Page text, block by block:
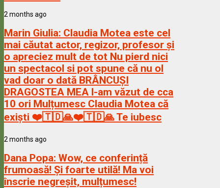
2 months ago
Marin Giulia: Claudia Motea este cel
mai căutat actor, regizor, profesor și
o apreciez mult de tot Nu pierd nici
un spectacol si pot spune că nu ol
vad doar o dată BRÂNCUȘI
DRAGOSTEA MEA l-am văzut de cca
10 ori Mulțumesc Claudia Motea că
exiști ❤️🇹🇩🙏❤️🇹🇩🙏 Te iubesc
2 months ago
Dana Popa: Wow, ce conferință
frumoasă! Și foarte utilă! Ma voi
înscrie negreșit, mulțumesc!